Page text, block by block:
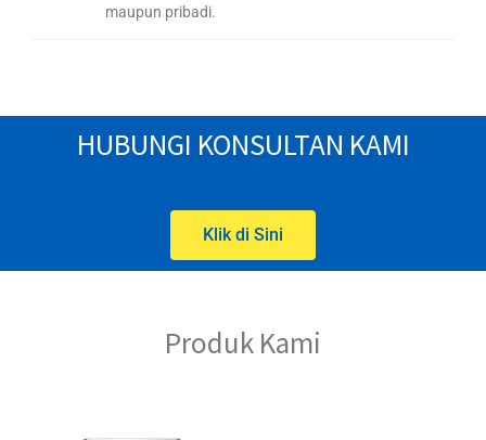
maupun pribadi.
HUBUNGI KONSULTAN KAMI
Klik di Sini
Produk Kami